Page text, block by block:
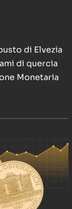
di Elvezia
di quercia
Monetaria